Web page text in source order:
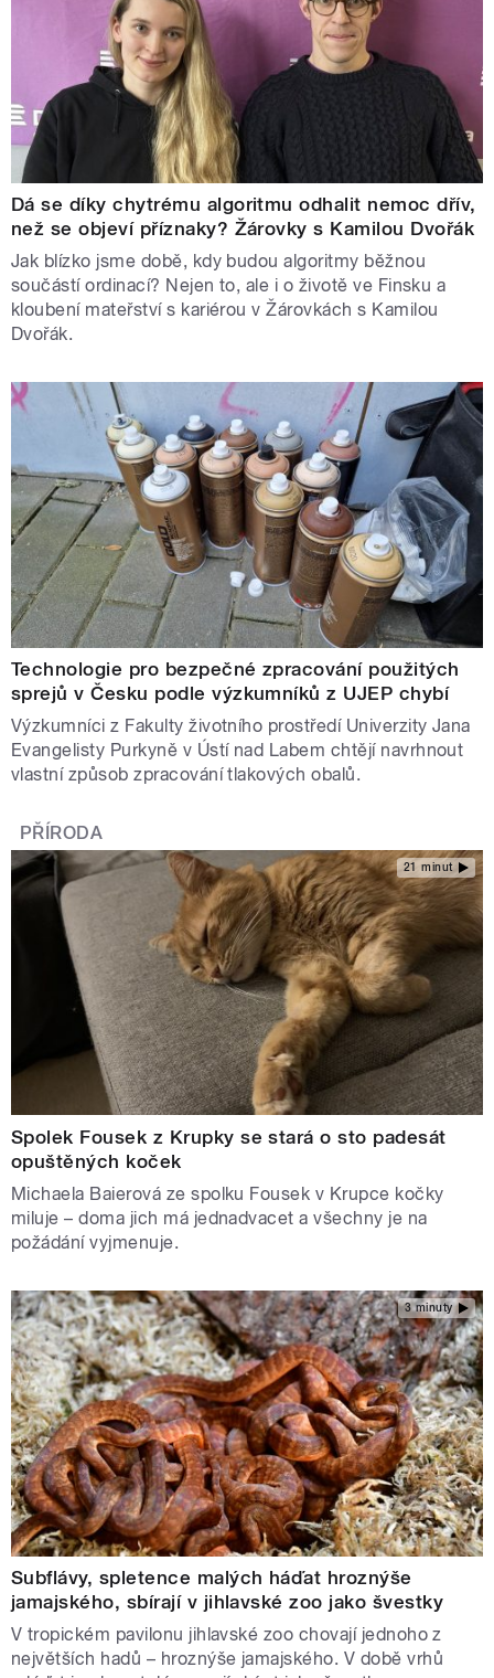
Dá se díky chytrému algoritmu odhalit nemoc dřív,
než se objeví příznaky? Žárovky s Kamilou Dvořák
Jak blízko jsme době, kdy budou algoritmy běžnou
součástí ordinací? Nejen to, ale i o životě ve Finsku a
kloubení mateřství s kariérou v Žárovkách s Kamilou
Dvořák.
Technologie pro bezpečné zpracování použitých
sprejů v Česku podle výzkumníků z UJEP chybí
Výzkumníci z Fakulty životního prostředí Univerzity Jana
Evangelisty Purkyně v Ústí nad Labem chtějí navrhnout
vlastní způsob zpracování tlakových obalů.
PŘÍRODA
21 minut
Spolek Fousek z Krupky se stará o sto padesát
opuštěných koček
Michaela Baierová ze spolku Fousek v Krupce kočky
miluje – doma jich má jednadvacet a všechny je na
požádání vyjmenuje.
3 minuty
Subflávy, spletence malých háďat hroznýše
jamajského, sbírají v jihlavské zoo jako švestky
V tropickém pavilonu jihlavské zoo chovají jednoho z
největších hadů – hroznýše jamajského. V době vrhů